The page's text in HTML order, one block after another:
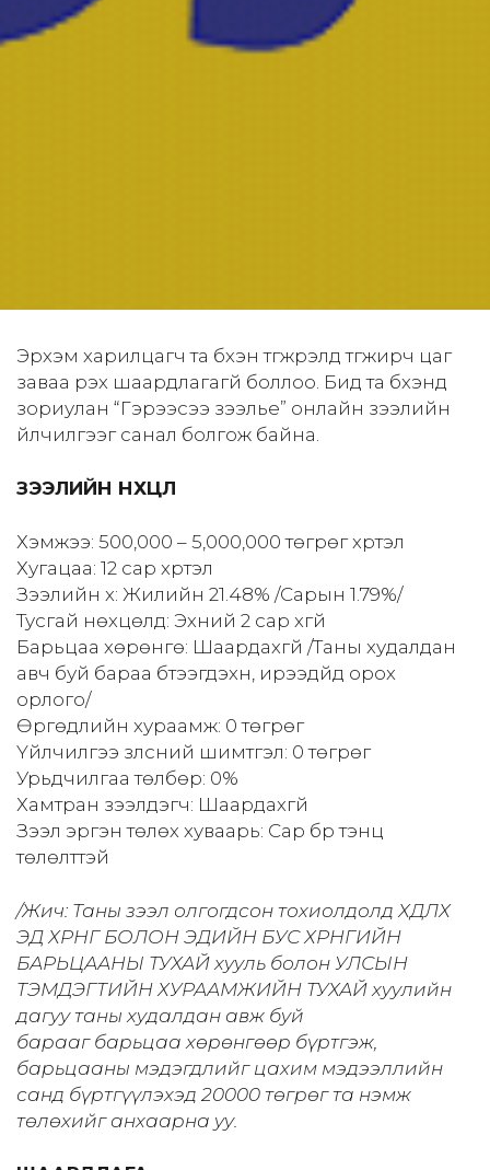
Эрхэм харилцагч та бүхэн түгжрэлд түгжирч цаг
заваа үрэх шаардлагагүй боллоо. Бид та бүхэнд
зориулан “Гэрээсээ зээлье” онлайн зээлийн
үйлчилгээг санал болгож байна.
ЗЭЭЛИЙН НӨХЦӨЛ
Хэмжээ: 500,000 – 5,000,000 төгрөг хүртэл
Хугацаа: 12 сар хүртэл
Зээлийн хүү: Жилийн 21.48% /Сарын 1.79%/
Тусгай нөхцөлүүд: Эхний 2 сар хүүгүй
Барьцаа хөрөнгө: Шаардахгүй /Таны худалдан
авч буй бараа бүтээгдэхүүн, ирээдүйд орох
орлого/
Өргөдлийн хураамж: 0 төгрөг
Үйлчилгээ үзүүлсний шимтгэл: 0 төгрөг
Урьдчилгаа төлбөр: 0%
Хамтран зээлдэгч: Шаардахгүй
Зээл эргэн төлөх хуваарь: Сар бүр тэнцүү
төлөлттэй
/Жич: Таны зээл олгогдсон тохиолдолд ХӨДЛӨХ
ЭД ХӨРӨНГӨ БОЛОН ЭДИЙН БУС ХӨРӨНГИЙН
БАРЬЦААНЫ ТУХАЙ хууль болон УЛСЫН
ТЭМДЭГТИЙН ХУРААМЖИЙН ТУХАЙ хуулийн
дагуу таны худалдан авж буй
барааг барьцаа хөрөнгөөр бүртгэж,
барьцааны мэдэгдлийг цахим мэдээллийн
санд бүртгүүлэхэд 20000 төгрөг та нэмж
төлөхийг анхаарна уу.